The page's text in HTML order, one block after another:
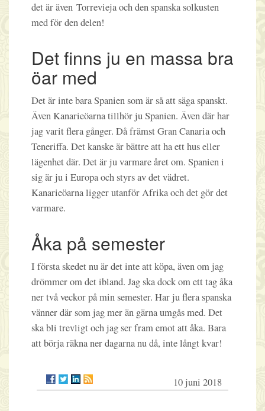
det är även Torrevieja och den spanska solkusten
med för den delen!
Det finns ju en massa bra
öar med
Det är inte bara Spanien som är så att säga spanskt.
Även Kanarieöarna tillhör ju Spanien. Även där har
jag varit flera gånger. Då främst Gran Canaria och
Teneriffa. Det kanske är bättre att ha ett hus eller
lägenhet där. Det är ju varmare året om. Spanien i
sig är ju i Europa och styrs av det vädret.
Kanarieöarna ligger utanför Afrika och det gör det
varmare.
Åka på semester
I första skedet nu är det inte att köpa, även om jag
drömmer om det ibland. Jag ska dock om ett tag åka
ner två veckor på min semester. Har ju flera spanska
vänner där som jag mer än gärna umgås med. Det
ska bli trevligt och jag ser fram emot att åka. Bara
att börja räkna ner dagarna nu då, inte långt kvar!
10 juni 2018